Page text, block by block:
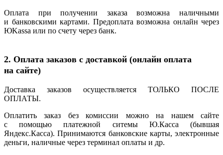
Оплата при получении заказа возможна наличными
и банковскими картами. Предоплата возможна онлайн через
ЮKassa или по счету через банк.
2. Оплата заказов с доставкой (онлайн оплата
на сайте)
Доставка заказов осуществляется ТОЛЬКО ПОСЛЕ
ОПЛАТЫ.
Оплатить заказ без комиссии можно на нашем сайте
с помощью платежной ситемы Ю.Касса
(бывшая
Яндекс.Касса). Принимаются банковские карты, электронные
деньги, наличные через терминал оплаты и др.